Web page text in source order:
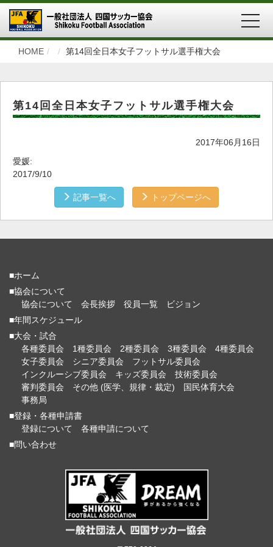
HOME 第14回全日本女子フットサル選手権大会
第14回全日本女子フットサル選手権大会
2017年06月16日
愛媛:
2017/9/10
記事一覧へ トップページへ
■ホーム
■協会について
協会について
会長挨拶 役員一覧
ビジョン
■年間スケジュール
■大会・試合
各種委員会
1種委員会 2種委員会 3種委員会
4種委員会
女子委員会
シニア委員会
フットサル委員会
インクルーシブ委員会
キッズ委員会
技術委員会
審判委員会
その他 (医学、規律・裁定)
国民体育大会
事務局
■登録・各種申請書
登録について
各種申請について
■問い合わせ